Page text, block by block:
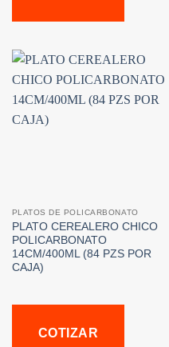
PLATOS DE POLICARBONATO
PLATO CEREALERO CHICO
POLICARBONATO
14CM/400ML (84 PZS POR
CAJA)
COTIZAR